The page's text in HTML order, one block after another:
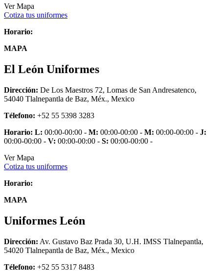
Ver Mapa
Cotiza tus uniformes
Horario:
MAPA
El León Uniformes
Dirección: De Los Maestros 72, Lomas de San Andresatenco,
54040 Tlalnepantla de Baz, Méx., Mexico
Télefono: +52 55 5398 3283
Horario: L: 00:00-00:00 - M: 00:00-00:00 - M: 00:00-00:00 - J:
00:00-00:00 - V: 00:00-00:00 - S: 00:00-00:00 -
Ver Mapa
Cotiza tus uniformes
Horario:
MAPA
Uniformes León
Dirección: Av. Gustavo Baz Prada 30, U.H. IMSS Tlalnepantla,
54020 Tlalnepantla de Baz, Méx., Mexico
Télefono: +52 55 5317 8483